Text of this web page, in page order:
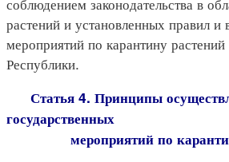
растений и установленных правил и
мероприятий по карантину
Республики.
Статья 4. Принципы
государственных
мероприятий по